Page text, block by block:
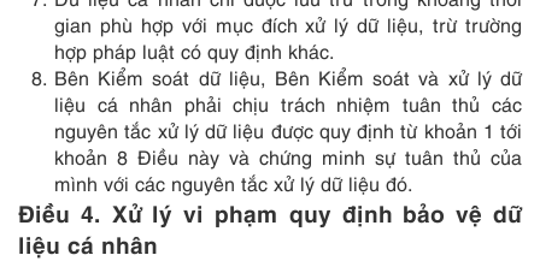
gian phù hợp với mục đích xử lý dữ liệu, trừ trường
hợp pháp luật có quy định khác.
Bên Kiểm soát dữ liệu, Bên Kiểm soát và xử lý dữ
liệu cá nhân phải chịu trách nhiệm tuân thủ các
nguyên tắc xử lý dữ liệu được quy định từ khoản 1 tới
khoản 8 Điều này và chứng minh sự tuân thủ của
mình với các nguyên tắc xử lý dữ liệu đó.
Điều 4. Xử lý vi phạm quy định bảo vệ dữ
liệu cá nhân